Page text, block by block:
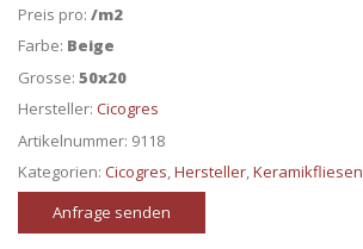
Preis pro: /m2
Farbe: Beige
Grosse: 50x20
Hersteller: Cicogres
Artikelnummer: 9118
Kategorien: Cicogres,Hersteller,Keramikfliesen
Anfrage senden